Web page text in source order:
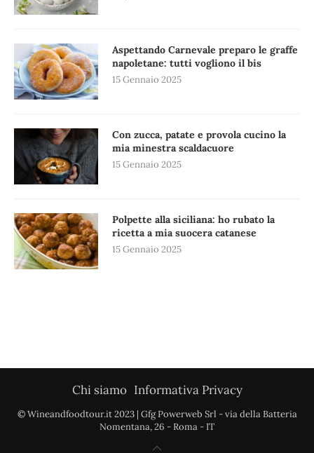
Aspettando Carnevale preparo le graffe
napoletane: tutti vogliono il bis
15 Gennaio 2025
Con zucca, patate e provola cucino la
mia minestra scaldacuore
15 Gennaio 2025
Polpette alla siciliana: ho rubato la
ricetta a mia suocera catanese
15 Gennaio 2025
Chi siamo Informativa Privacy
© Wineandfoodtour.it 2023 | Gfg Powerweb Srl - via della Batteria
Nomentana, 26 - Roma - IT